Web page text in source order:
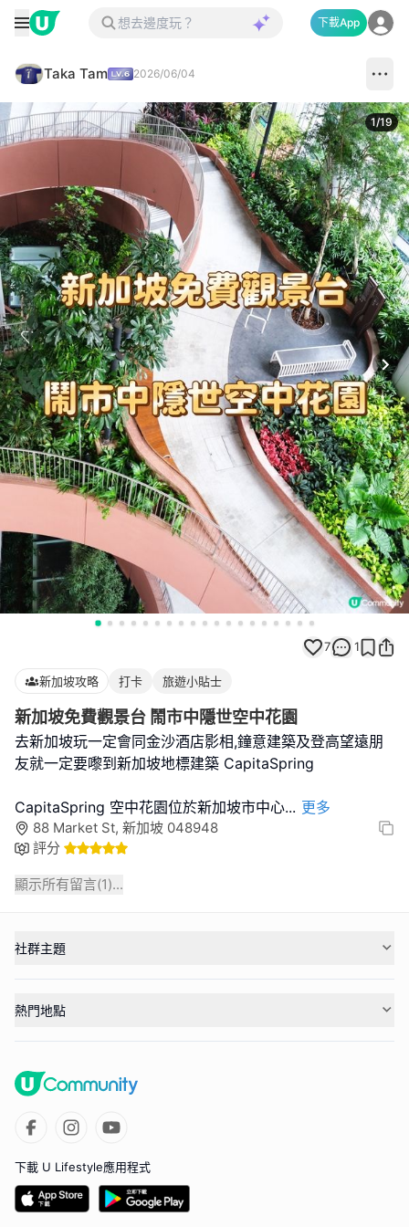
下載App
Taka Tam 2026/06/04
1/19
7 1
新加坡攻略 打卡 旅遊小貼士
新加坡免費觀景台 鬧市中隱世空中花園
去新加坡玩一定會同金沙酒店影相,鐘意建築及登高望遠朋
友就一定要嚟到新加坡地標建築 CapitaSpring
CapitaSpring 空中花園位於新加坡市中心... 更多
88 Market St, 新加坡 048948
評分
顯示所有留言(1)...
社群主題
熱門地點
下載 U Lifestyle應用程式